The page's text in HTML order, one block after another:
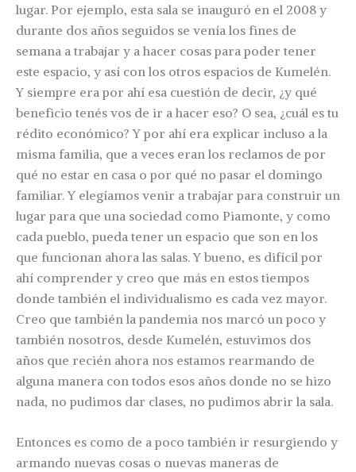
lugar. Por ejemplo, esta sala se inauguró en el 2008 y
durante dos años seguidos se venía los fines de
semana a trabajar y a hacer cosas para poder tener
este espacio, y así con los otros espacios de Kumelén.
Y siempre era por ahí esa cuestión de decir, ¿y qué
beneficio tenés vos de ir a hacer eso? O sea, ¿cuál es tu
rédito económico? Y por ahí era explicar incluso a la
misma familia, que a veces eran los reclamos de por
qué no estar en casa o por qué no pasar el domingo
familiar. Y elegíamos venir a trabajar para construir un
lugar para que una sociedad como Piamonte, y como
cada pueblo, pueda tener un espacio que son en los
que funcionan ahora las salas. Y bueno, es difícil por
ahí comprender y creo que más en estos tiempos
donde también el individualismo es cada vez mayor.
Creo que también la pandemia nos marcó un poco y
también nosotros, desde Kumelén, estuvimos dos
años que recién ahora nos estamos rearmando de
alguna manera con todos esos años donde no se hizo
nada, no pudimos dar clases, no pudimos abrir la sala.
Entonces es como de a poco también ir resurgiendo y
armando nuevas cosas o nuevas maneras de